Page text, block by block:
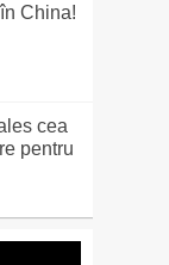
China!
cea
pentru